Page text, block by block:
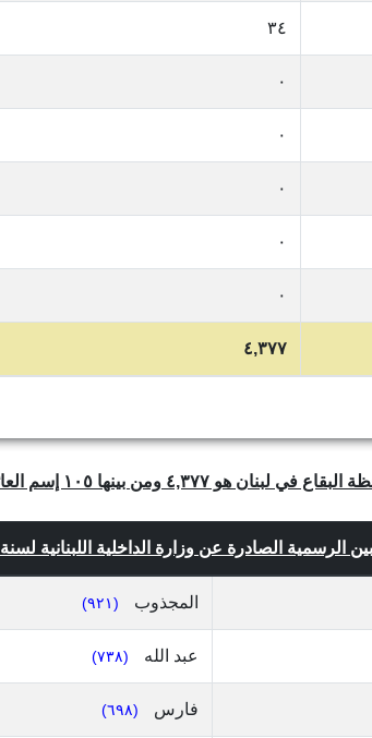
٣٤
٠
٠
٠
٠
٠
٤,٣٧٧
الرسمية الصادرة عن وزارة الداخلية اللبنانية لسنة ٢٠١٤
المجذوب (٩٢١)
عبد الله (٧٣٨)
فارس (٦٩٨)